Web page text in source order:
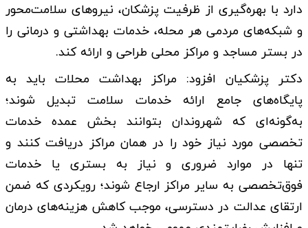
دارد با بهره‌گیری از ظرفیت پزشکان، نیروهای سلامت‌محور
و شبکه‌های مردمی هر محله، خدمات بهداشتی و درمانی را
در بستر مساجد و مراکز محلی طراحی و ارائه کند.
دکتر پزشکیان افزود: مراکز بهداشت محلات باید به
پایگاه‌های جامع ارائه خدمات سلامت تبدیل شوند؛
به‌گونه‌ای که شهروندان بتوانند بخش عمده خدمات
تخصصی مورد نیاز خود را در همان مراکز دریافت کنند و
تنها در موارد ضروری و نیاز به بستری یا خدمات
فوق‌تخصصی به سایر مراکز ارجاع شوند؛ رویکردی که ضمن
ارتقای عدالت در دسترسی، موجب کاهش هزینه‌های درمان